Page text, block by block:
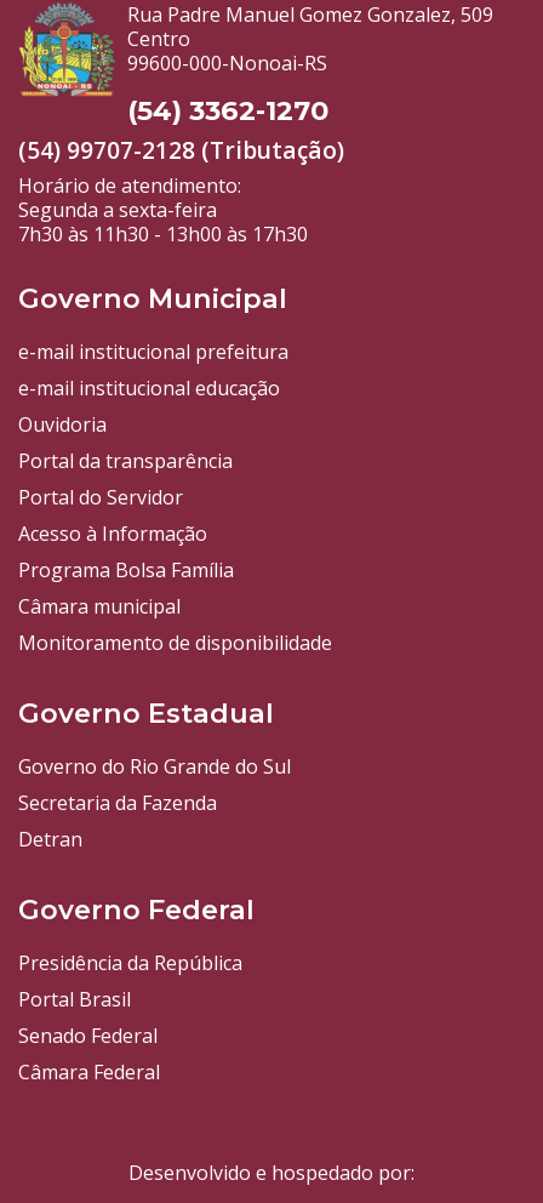
Rua Padre Manuel Gomez Gonzalez, 509
Centro
99600-000-Nonoai-RS
(54) 3362-1270
(54) 99707-2128 (Tributação)
Horário de atendimento:
Segunda a sexta-feira
7h30 às 11h30 - 13h00 às 17h30
Governo Municipal
e-mail institucional prefeitura
e-mail institucional educação
Ouvidoria
Portal da transparência
Portal do Servidor
Acesso à Informação
Programa Bolsa Família
Câmara municipal
Monitoramento de disponibilidade
Governo Estadual
Governo do Rio Grande do Sul
Secretaria da Fazenda
Detran
Governo Federal
Presidência da República
Portal Brasil
Senado Federal
Câmara Federal
Desenvolvido e hospedado por: